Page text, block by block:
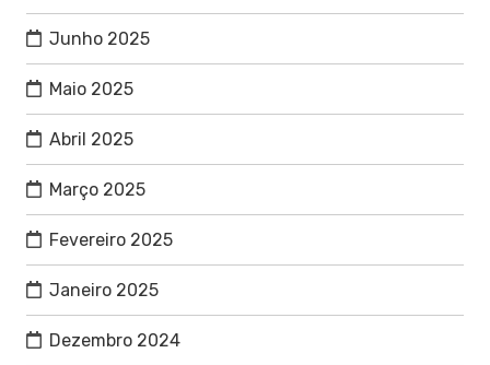
Junho 2025
Maio 2025
Abril 2025
Março 2025
Fevereiro 2025
Janeiro 2025
Dezembro 2024